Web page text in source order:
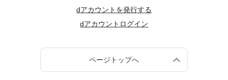
dアカウントを発行する
dアカウントログイン
ページトップへ